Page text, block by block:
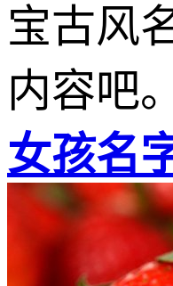
宝古风
内容吧。
女孩名